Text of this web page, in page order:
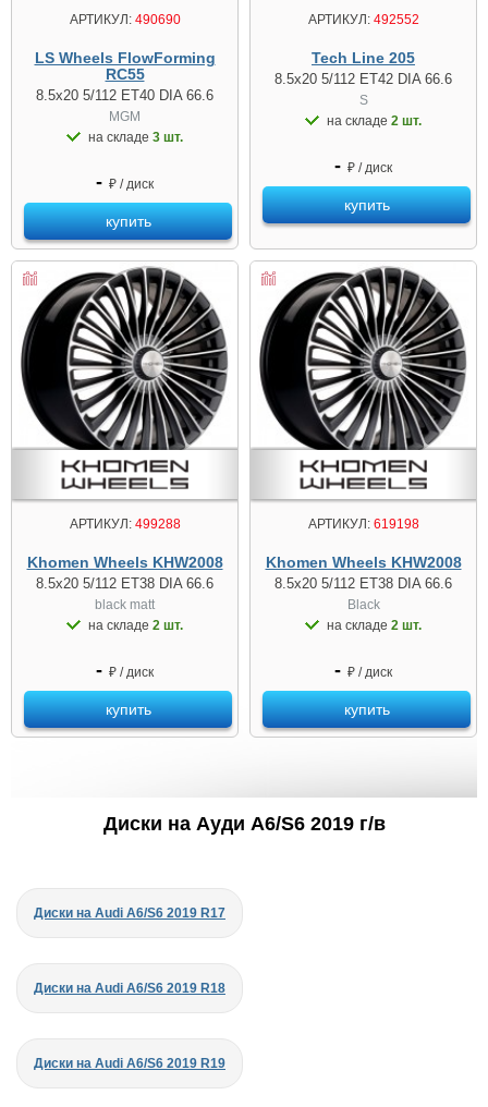
АРТИКУЛ:490690
LS Wheels FlowForming
RC55
8.5x20 5/112 ET40 DIA 66.6
MGM
на складе 3 шт.
- ₽ / диск
купить
АРТИКУЛ:492552
Tech Line 205
8.5x20 5/112 ET42 DIA 66.6
S
на складе 2 шт.
- ₽ / диск
купить
АРТИКУЛ:499288
Khomen Wheels KHW2008
8.5x20 5/112 ET38 DIA 66.6
black matt
на складе 2 шт.
- ₽ / диск
купить
АРТИКУЛ:619198
Khomen Wheels KHW2008
8.5x20 5/112 ET38 DIA 66.6
Black
на складе 2 шт.
- ₽ / диск
купить
Диски на Ауди A6/S6 2019 г/в
Диски на Audi A6/S6 2019 R17
Диски на Audi A6/S6 2019 R18
Диски на Audi A6/S6 2019 R19